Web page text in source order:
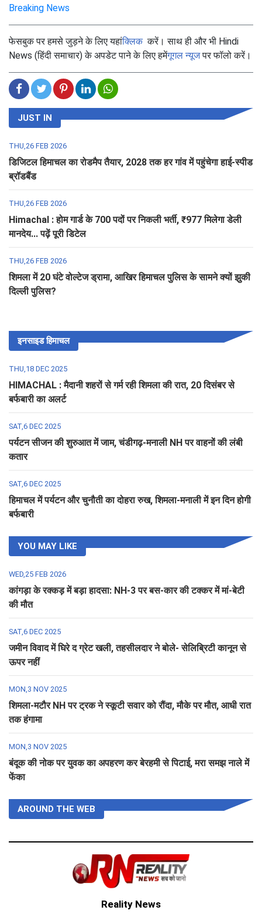
Breaking News
फेसबुक पर हमसे जुड़ने के लिए यहांक्लिककरें। साथ ही और भी Hindi
News (हिंदी समाचार) के अपडेट पाने के लिए हमेंगूगल न्यूजपर फॉलो करें।
JUST IN
THU,26 FEB 2026
डिजिटल हिमाचल का रोडमैप तैयार, 2028 तक हर गांव में पहुंचेगा हाई-स्पीड
ब्रॉडबैंड
THU,26 FEB 2026
Himachal : होम गार्ड के 700 पदों पर निकली भर्ती, ₹977 मिलेगा डेली
मानदेय... पढ़ें पूरी डिटेल
THU,26 FEB 2026
शिमला में 20 घंटे वोल्टेज ड्रामा, आखिर हिमाचल पुलिस के सामने क्यों झुकी
दिल्ली पुलिस?
इनसाइड हिमाचल
THU,18 DEC 2025
HIMACHAL : मैदानी शहरों से गर्म रही शिमला की रात, 20 दिसंबर से
बर्फबारी का अलर्ट
SAT,6 DEC 2025
पर्यटन सीजन की शुरुआत में जाम, चंडीगढ़-मनाली NH पर वाहनों की लंबी
कतार
SAT,6 DEC 2025
हिमाचल में पर्यटन और चुनौती का दोहरा रुख, शिमला-मनाली में इन दिन होगी
बर्फबारी
YOU MAY LIKE
WED,25 FEB 2026
कांगड़ा के रक्कड़ में बड़ा हादसा: NH-3 पर बस-कार की टक्कर में मां-बेटी
की मौत
SAT,6 DEC 2025
जमीन विवाद में घिरे द ग्रेट खली, तहसीलदार ने बोले- सेलिब्रिटी कानून से
ऊपर नहीं
MON,3 NOV 2025
शिमला-मटौर NH पर ट्रक ने स्कूटी सवार को रौंदा, मौके पर मौत, आधी रात
तक हंगामा
MON,3 NOV 2025
बंदूक की नोक पर युवक का अपहरण कर बेरहमी से पिटाई, मरा समझ नाले में
फेंका
AROUND THE WEB
Reality News